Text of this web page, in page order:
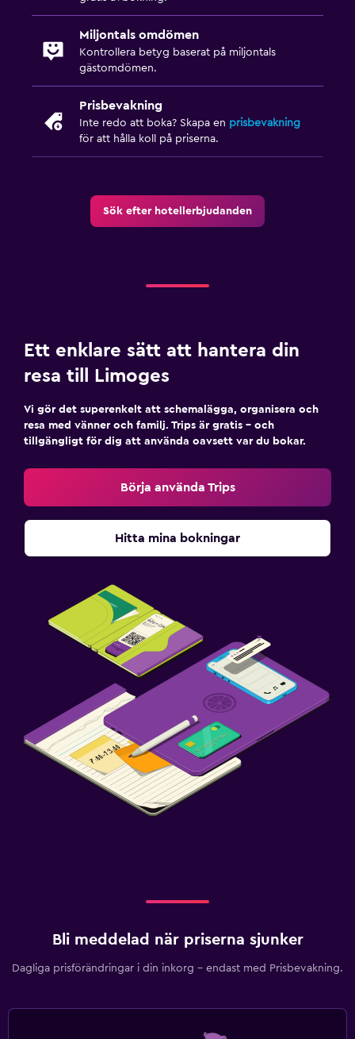
Miljontals omdömen
Kontrollera betyg baserat på miljontals
gästomdömen.
Prisbevakning
Inte redo att boka? Skapa en prisbevakning
för att hålla koll på priserna.
Sök efter hotellerbjudanden
Ett enklare sätt att hantera din
resa till Limoges
Vi gör det superenkelt att schemalägga, organisera och
resa med vänner och familj. Trips är gratis – och
tillgängligt för dig att använda oavsett var du bokar.
Börja använda Trips
Hitta mina bokningar
Bli meddelad när priserna sjunker
Dagliga prisförändringar i din inkorg – endast med Prisbevakning.